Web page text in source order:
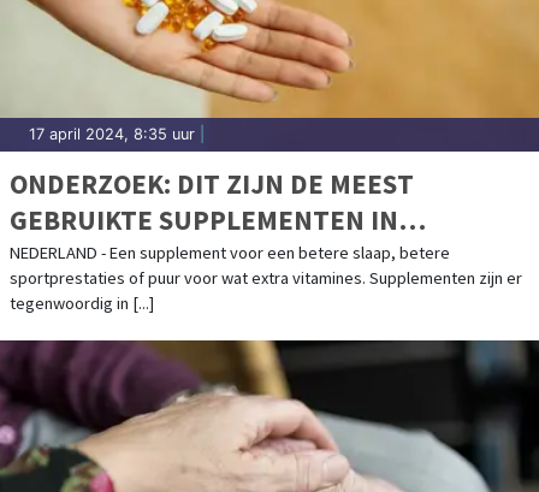
17 april 2024, 8:35 uur
ONDERZOEK: DIT ZIJN DE MEEST
GEBRUIKTE SUPPLEMENTEN IN
NEDERLAND
NEDERLAND - Een supplement voor een betere slaap, betere
sportprestaties of puur voor wat extra vitamines. Supplementen zijn er
tegenwoordig in [...]